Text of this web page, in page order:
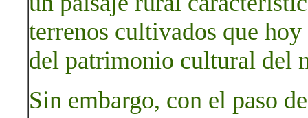
terrenos cultivados que
del patrimonio cultural del
Sin embargo, con el paso